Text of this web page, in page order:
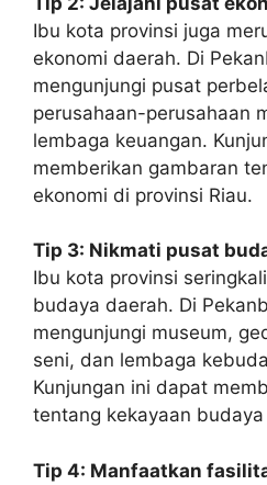
Ibu kota provinsi juga
ekonomi daerah. Di
mengunjungi pusat
perusahaan-perusahaan
lembaga keuangan.
memberikan gambaran
ekonomi di provinsi Riau.
Tip 3: Nikmati pusat
Ibu kota provinsi
budaya daerah. Di
mengunjungi museum,
seni, dan lembaga
Kunjungan ini dapat
tentang kekayaan budaya
Tip 4: Manfaatkan